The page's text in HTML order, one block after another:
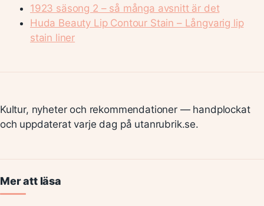
1923 säsong 2 – så många avsnitt är det
Huda Beauty Lip Contour Stain – Långvarig lip
stain liner
Kultur, nyheter och rekommendationer — handplockat
och uppdaterat varje dag på utanrubrik.se.
Mer att läsa